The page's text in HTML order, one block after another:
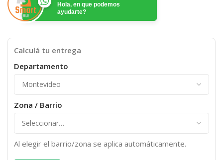
Hola, en que podemos
ayudarte?
Calculá tu entrega
Departamento
Zona / Barrio
Al elegir el barrio/zona se aplica automáticamente.